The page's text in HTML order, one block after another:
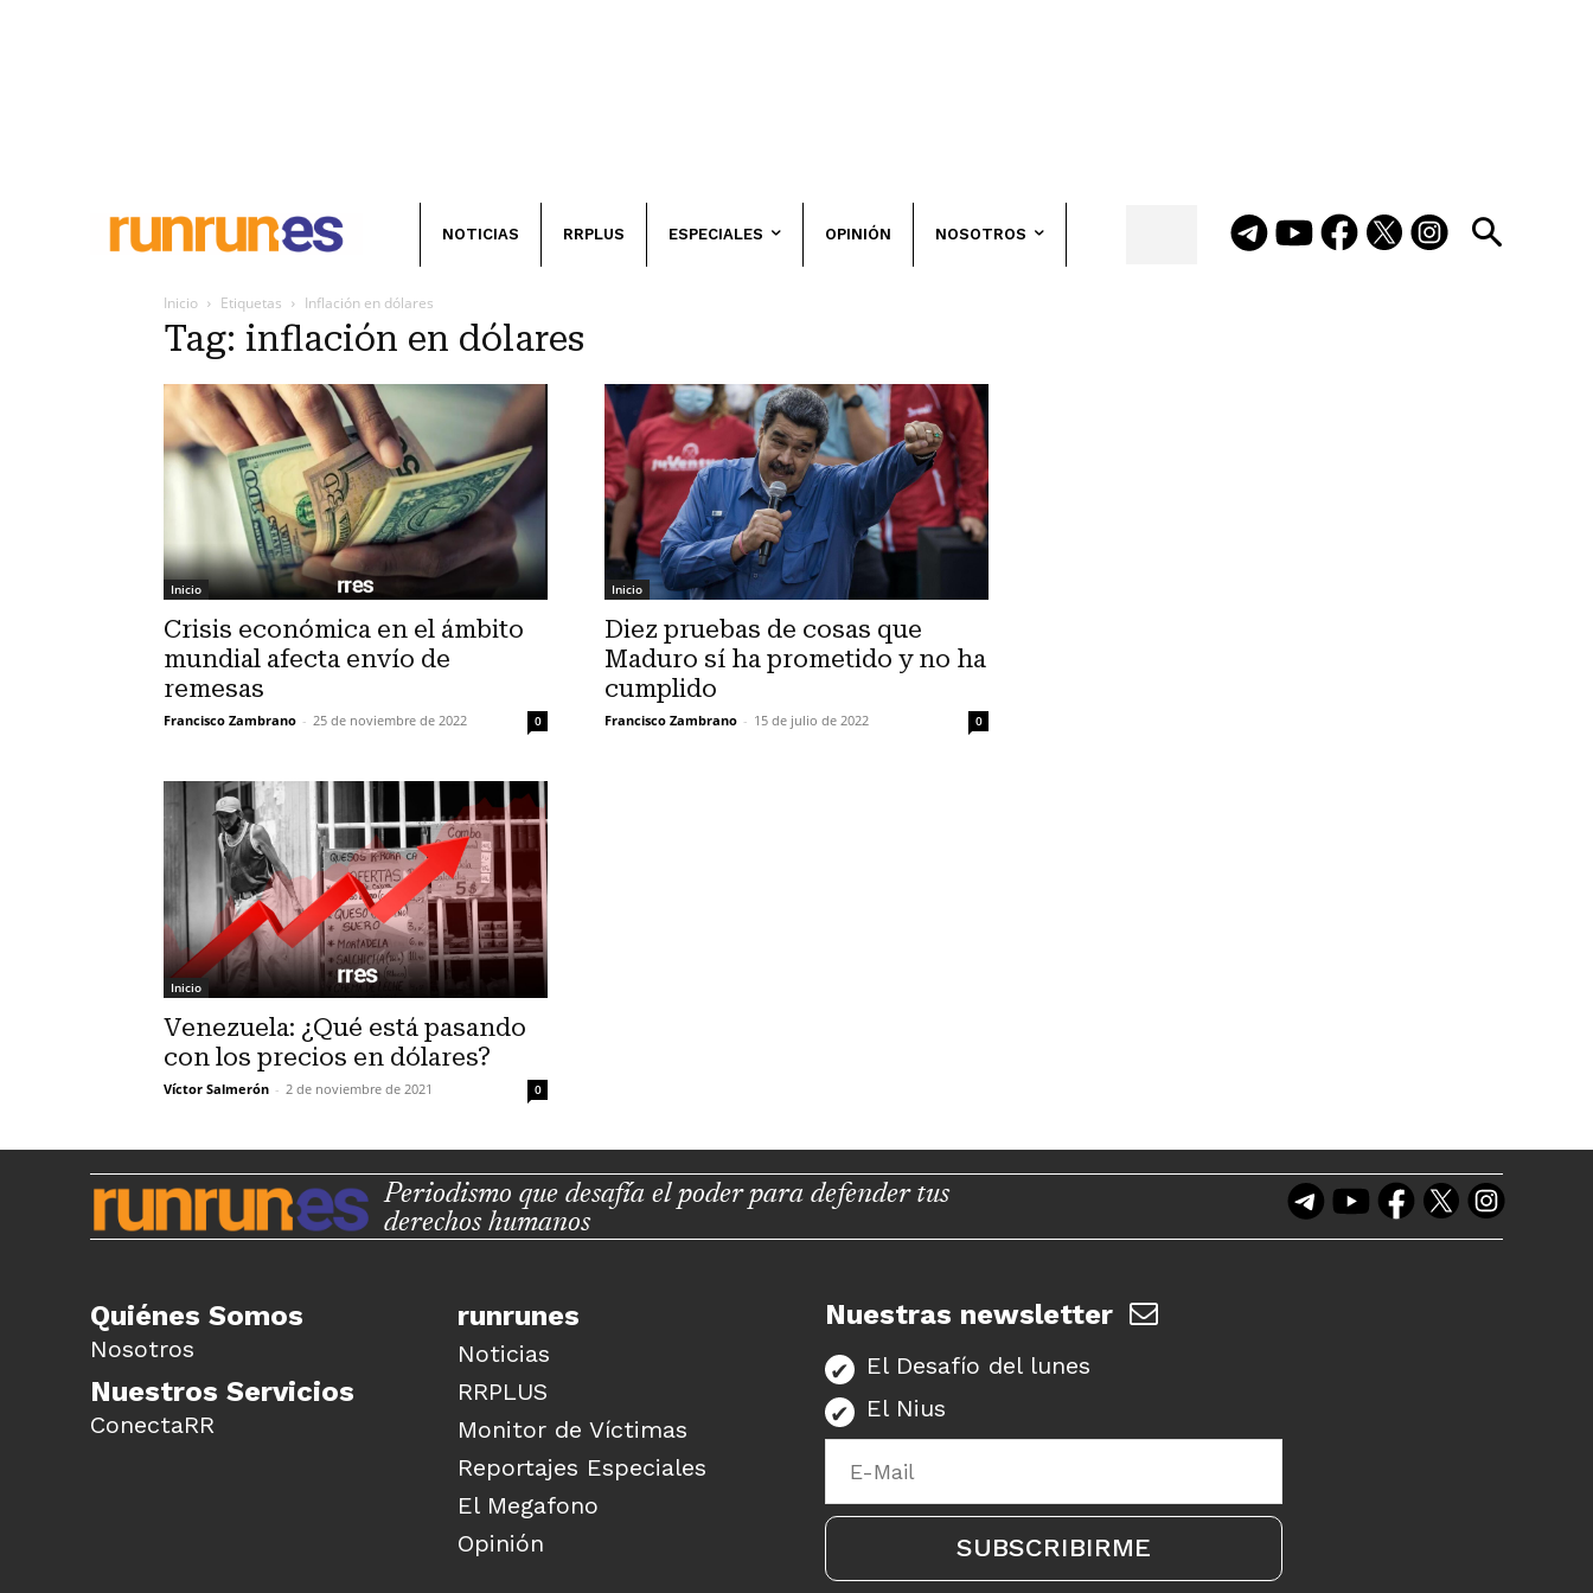
NOTICIAS RRPLUS ESPECIALES OPINIÓN NOSOTROS
Inicio Etiquetas Inflación en dólares
Tag: inflación en dólares
Inicio
Crisis económica en el ámbito
mundial afecta envío de
remesas
Francisco Zambrano - 25 de noviembre de 2022 0
Inicio
Diez pruebas de cosas que
Maduro sí ha prometido y no ha
cumplido
Francisco Zambrano - 15 de julio de 2022 0
Inicio
Venezuela: ¿Qué está pasando
con los precios en dólares?
Víctor Salmerón - 2 de noviembre de 2021 0
Periodismo que desafía el poder para defender tus
derechos humanos
Quiénes Somos
Nosotros
Nuestros Servicios
ConectaRR
runrunes
Noticias
RRPLUS
Monitor de Víctimas
Reportajes Especiales
El Megafono
Opinión
Nuestras newsletter
El Desafío del lunes
El Nius